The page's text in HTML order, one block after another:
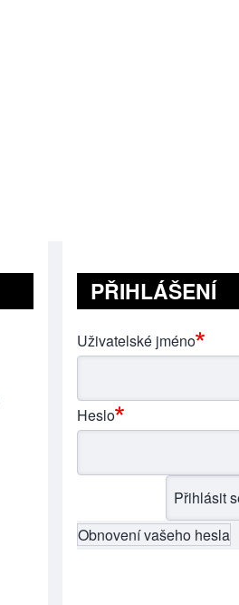
PŘIHLÁŠENÍ
Uživatelské jméno
Heslo
Obnovení vašeho hesla